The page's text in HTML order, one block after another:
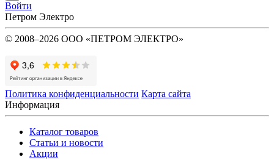
Войти
Петром Электро
© 2008–2026 ООО «ПЕТРОМ ЭЛЕКТРО»
Политика конфиденциальности Карта сайта
Информация
Каталог товаров
Статьи и новости
Акции